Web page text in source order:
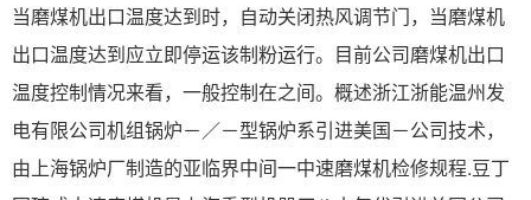
当磨煤机出口温度达到时，自动关闭热风调节门，当磨煤机
出口温度达到应立即停运该制粉运行。目前公司磨煤机出口
温度控制情况来看，一般控制在之间。概述浙江浙能温州发
电有限公司机组锅炉－／－型锅炉系引进美国－公司技术，
由上海锅炉厂制造的亚临界中间一中速磨煤机检修规程.豆丁